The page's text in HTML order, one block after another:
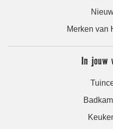
Merken van
In jouw